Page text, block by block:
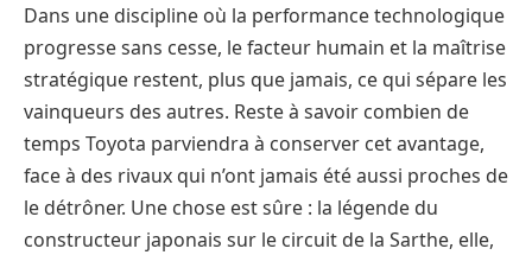
Dans une discipline où la performance technologique
progresse sans cesse, le facteur humain et la maîtrise
stratégique restent, plus que jamais, ce qui sépare les
vainqueurs des autres. Reste à savoir combien de
temps Toyota parviendra à conserver cet avantage,
face à des rivaux qui n’ont jamais été aussi proches de
le détrôner. Une chose est sûre : la légende du
constructeur japonais sur le circuit de la Sarthe, elle,